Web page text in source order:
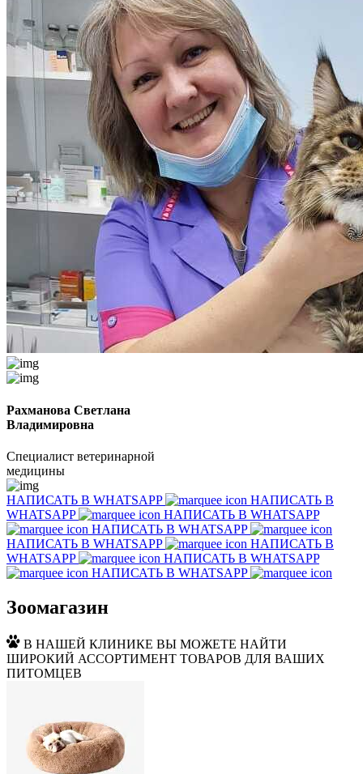
Рахманова Светлана
Владимировна
Специалист ветеринарной
медицины
НАПИСАТЬ В WHATSAPP
НАПИСАТЬ В
WHATSAPP
НАПИСАТЬ В WHATSAPP
НАПИСАТЬ В WHATSAPP
НАПИСАТЬ В WHATSAPP
НАПИСАТЬ В
WHATSAPP
НАПИСАТЬ В WHATSAPP
НАПИСАТЬ В WHATSAPP
Зоомагазин
В НАШЕЙ КЛИНИКЕ ВЫ МОЖЕТЕ НАЙТИ
ШИРОКИЙ АССОРТИМЕНТ ТОВАРОВ ДЛЯ ВАШИХ
ПИТОМЦЕВ